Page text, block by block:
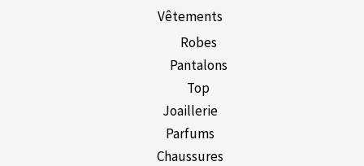
Vêtements
Robes
Pantalons
Top
Joaillerie
Parfums
Chaussures